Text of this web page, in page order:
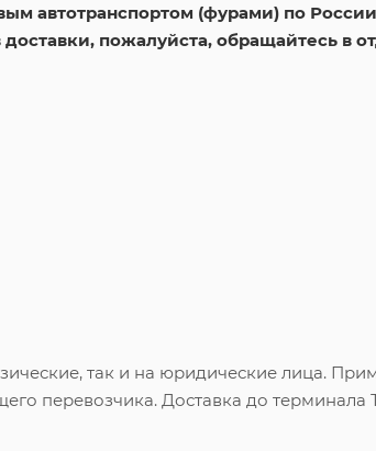
автотранспортом (фурами) по
доставки, пожалуйста, обращайтесь в
так и на юридические лица.
перевозчика. Доставка до